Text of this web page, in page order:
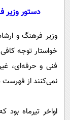
دستور وزیر
وزیر فرهنگ و
خواستار توجه
فنی و حرفه‌ای،
نمی‌کنند از فهرست
اواخر تیرماه